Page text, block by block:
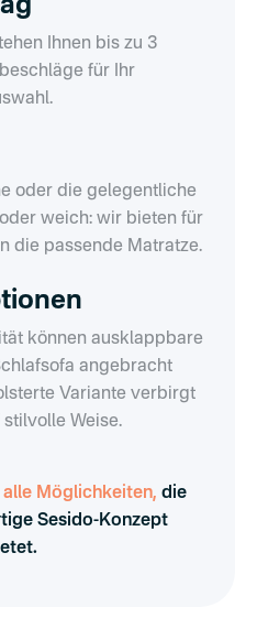
Ihnen bis zu 3
für Ihr
oder die gelegentliche
weich: wir bieten für
die passende Matratze.
können ausklappbare
angebracht
Variante verbirgt
Weise.
alle Möglichkeiten, die
Sesido-Konzept